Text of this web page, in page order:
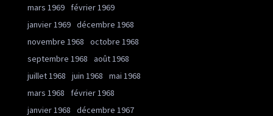
mars 1969
février 1969
janvier 1969 décembre 1968
novembre 1968
octobre 1968
septembre 1968
août 1968
juillet 1968
juin 1968
mai 1968
mars 1968
février 1968
janvier 1968
décembre 1967